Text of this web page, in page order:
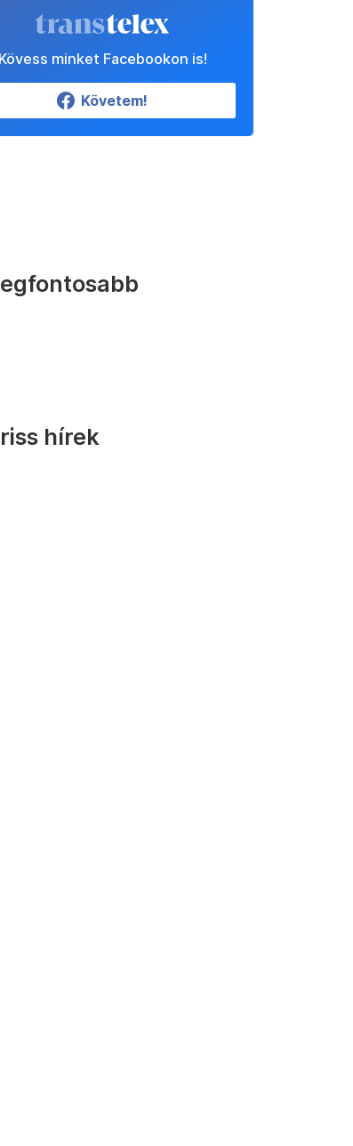
Kövess minket Facebookon is!
Követem!
hírek